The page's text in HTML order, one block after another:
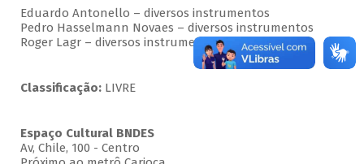
Eduardo Antonello – diversos instrumentos
Pedro Hasselmann Novaes – diversos instrumentos
Roger Lagr – diversos instrumentos
Classificação:LIVRE
Espaço Cultural BNDES
Av, Chile, 100 - Centro